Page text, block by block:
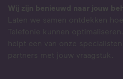
Wij zijn benieuwd naar jouw
Laten we samen ontdekken
Telefonie kunnen
helpt een van onze
partners met jouw vraagstuk.